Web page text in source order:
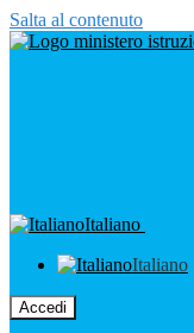
Salta al contenuto
Italiano
Italiano
Accedi